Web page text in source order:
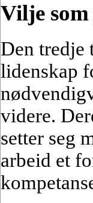
Vilje
Den tredje
lidenskap
videre.
setter seg
arbeid et